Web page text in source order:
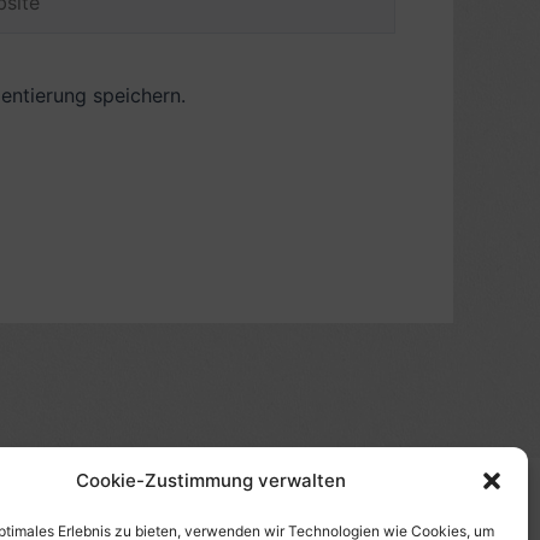
Cookie-Zustimmung verwalten
Erlebnis zu bieten, verwenden wir Technologien wie Cookies, um
speichern.
"Amazon-Suche" und/oder mit Sternchen (*):
etwas kaufst, erhalte ich eine Provision. Du zahlst